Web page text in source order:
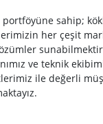
sahip;
her çeşit
ve teknik
ile değerli